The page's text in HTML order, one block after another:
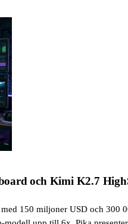
och Kimi K2.7
150 miljoner USD och 300